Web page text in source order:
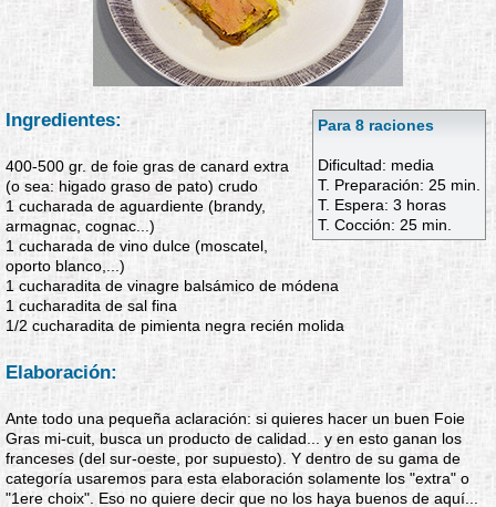
Para 8 raciones
Dificultad: media
T. Preparación: 25 min.
T. Espera: 3 horas
T. Cocción: 25 min.
Ingredientes:
400-500 gr. de foie gras de canard extra
(o sea: higado graso de pato) crudo
1 cucharada de aguardiente (brandy,
armagnac, cognac...)
1 cucharada de vino dulce (moscatel,
oporto blanco,...)
1 cucharadita de vinagre balsámico de módena
1 cucharadita de sal fina
1/2 cucharadita de pimienta negra recién molida
Elaboración:
Ante todo una pequeña aclaración: si quieres hacer un buen Foie
Gras mi-cuit, busca un producto de calidad... y en esto ganan los
franceses (del sur-oeste, por supuesto). Y dentro de su gama de
categoría usaremos para esta elaboración solamente los "extra" o
"1ere choix". Eso no quiere decir que no los haya buenos de aquí...